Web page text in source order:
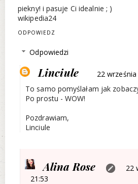
piekny! i pasuje Ci idealnie ; )
wikipedia24
ODPOWIEDZ
Odpowiedzi
Linciule
22
To samo pomyślałam jak
Po prostu - WOW!
Pozdrawiam,
Linciule
Alina Rose
22
21:53